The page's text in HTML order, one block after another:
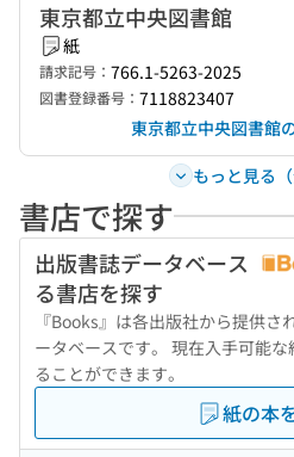
東京都立中央図書館
紙
請求記号： 766.1-5263-2025
図書登録番号： 7118823407
東京都立中央図書館
もっと見る（
書店で探す
出版書誌データベース
る書店を探す
『Books』は各出版社から提供
ータベースです。 現在入手可能
ることができます。
紙の本